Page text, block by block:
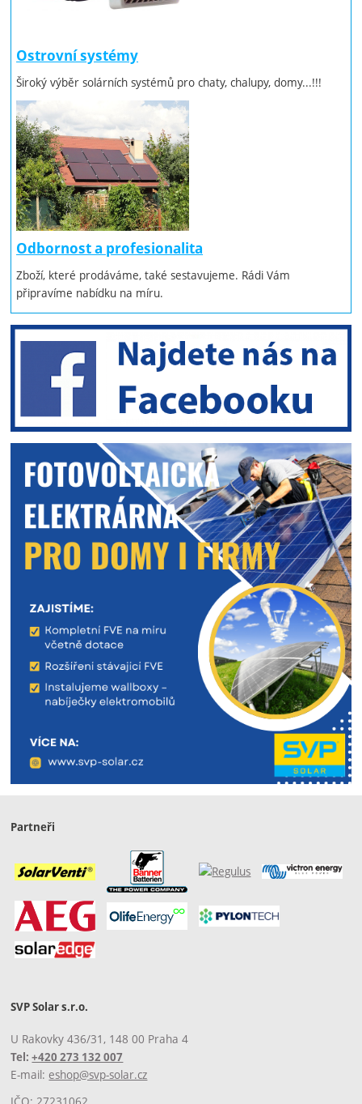
Ostrovní systémy
Široký výběr solárních systémů pro chaty, chalupy, domy...!!!
Odbornost a profesionalita
Zboží, které prodáváme, také sestavujeme. Rádi Vám
připravíme nabídku na míru.
Partneři
SVP Solar s.r.o.
U Rakovky 436/31, 148 00 Praha 4
Tel:+420 273 132 007
E-mail: eshop@svp-solar.cz